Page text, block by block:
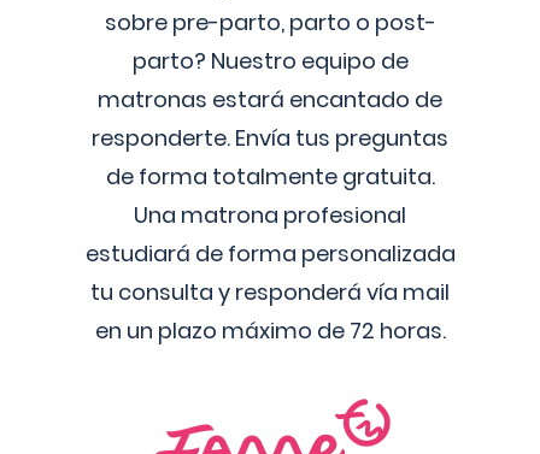
sobre pre-parto, parto o post-
parto? Nuestro equipo de
matronas estará encantado de
responderte. Envía tus preguntas
de forma totalmente gratuita.
Una matrona profesional
estudiará de forma personalizada
tu consulta y responderá vía mail
en un plazo máximo de 72 horas.